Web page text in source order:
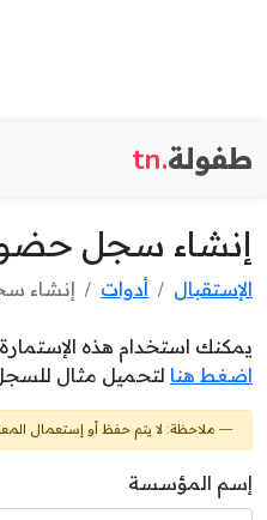
طفولة.tn
إنشاء سجل
الإستقبال أدوات إنشاء
يمكنك استخدام هذه
اضغط هنا لتحميل مثال
ملاحظة: لا يتم حفظ أو إستعمال
إسم المؤسسة